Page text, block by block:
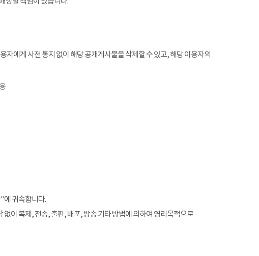
에게 사전 통지 없이 해당 공개게시물을 삭제할 수 있고, 해당 이용자의
에 귀속합니다.
이 복제, 전송, 출판, 배포, 방송 기타 방법에 의하여 영리목적으로